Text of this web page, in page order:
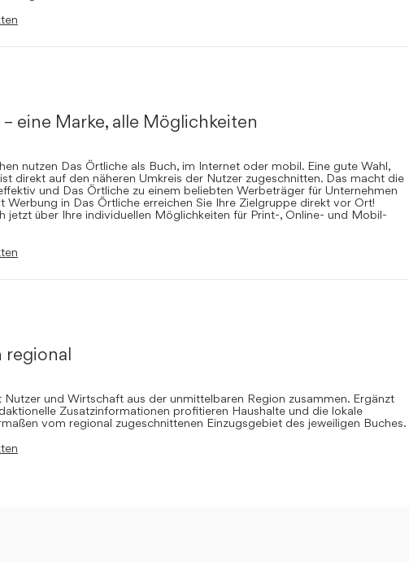
eine Marke, alle Möglichkeiten
nutzen Das Örtliche als Buch, im Internet oder mobil. Eine gute Wahl,
direkt auf den näheren Umkreis der Nutzer zugeschnitten. Das macht die
und Das Örtliche zu einem beliebten Werbeträger für Unternehmen
Werbung in Das Örtliche erreichen Sie Ihre Zielgruppe direkt vor Ort!
jetzt über Ihre individuellen Möglichkeiten für Print-, Online- und Mobil-
regional
Nutzer und Wirtschaft aus der unmittelbaren Region zusammen. Ergänzt
Zusatzinformationen profitieren Haushalte und die lokale
vom regional zugeschnittenen Einzugsgebiet des jeweiligen Buches.